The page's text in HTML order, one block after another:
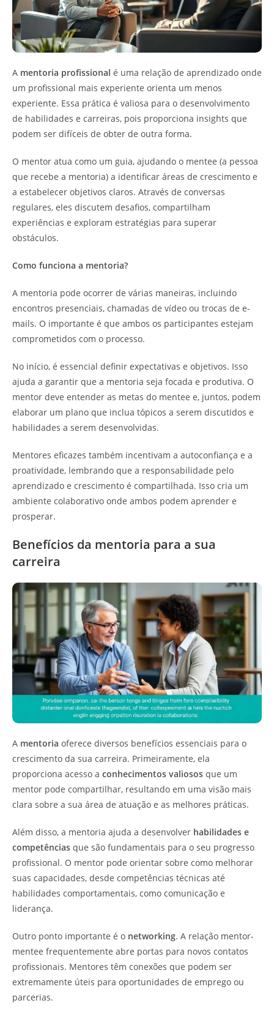
A mentoria profissional é uma relação de aprendizado onde
um profissional mais experiente orienta um menos
experiente. Essa prática é valiosa para o desenvolvimento
de habilidades e carreiras, pois proporciona insights que
podem ser difíceis de obter de outra forma.
O mentor atua como um guia, ajudando o mentee (a pessoa
que recebe a mentoria) a identificar áreas de crescimento e
a estabelecer objetivos claros. Através de conversas
regulares, eles discutem desafios, compartilham
experiências e exploram estratégias para superar
obstáculos.
Como funciona a mentoria?
A mentoria pode ocorrer de várias maneiras, incluindo
encontros presenciais, chamadas de vídeo ou trocas de e-
mails. O importante é que ambos os participantes estejam
comprometidos com o processo.
No início, é essencial definir expectativas e objetivos. Isso
ajuda a garantir que a mentoria seja focada e produtiva. O
mentor deve entender as metas do mentee e, juntos, podem
elaborar um plano que inclua tópicos a serem discutidos e
habilidades a serem desenvolvidas.
Mentores eficazes também incentivam a autoconfiança e a
proatividade, lembrando que a responsabilidade pelo
aprendizado e crescimento é compartilhada. Isso cria um
ambiente colaborativo onde ambos podem aprender e
prosperar.
Benefícios da mentoria para a sua
carreira
A mentoria oferece diversos benefícios essenciais para o
crescimento da sua carreira. Primeiramente, ela
proporciona acesso a conhecimentos valiosos que um
mentor pode compartilhar, resultando em uma visão mais
clara sobre a sua área de atuação e as melhores práticas.
Além disso, a mentoria ajuda a desenvolver habilidades e
competências que são fundamentais para o seu progresso
profissional. O mentor pode orientar sobre como melhorar
suas capacidades, desde competências técnicas até
habilidades comportamentais, como comunicação e
liderança.
Outro ponto importante é o networking. A relação mentor-
mentee frequentemente abre portas para novos contatos
profissionais. Mentores têm conexões que podem ser
extremamente úteis para oportunidades de emprego ou
parcerias.